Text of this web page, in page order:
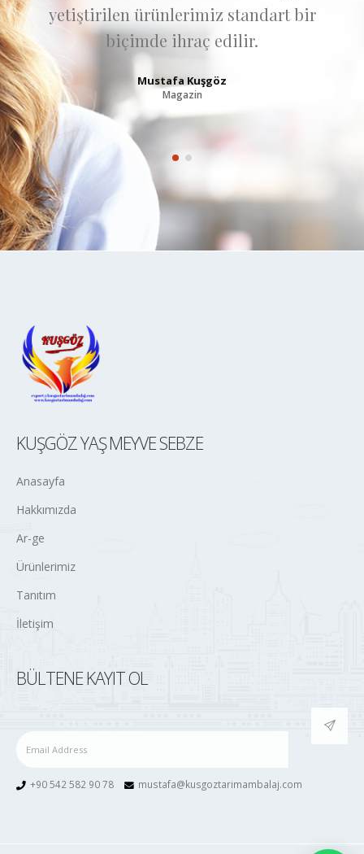
yetiştirilen ürünlerimiz standart bir
biçimde ihraç edilir.
Mustafa Kuşgöz
Magazin
KUŞGÖZ YAŞ MEYVE SEBZE
Anasayfa
Hakkımızda
Ar-ge
Ürünlerimiz
Tanıtım
İletişim
BÜLTENE KAYIT OL
+90 542 582 90 78 mustafa@kusgoztarimambalaj.com